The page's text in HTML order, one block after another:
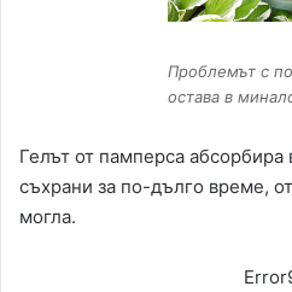
Проблемът с
остава в
Гелът от памперса абсорбира
съхрани за по-дълго време,
могла.